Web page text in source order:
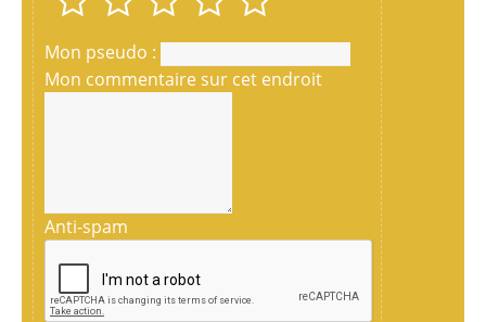
Mon pseudo :
Mon commentaire sur cet endroit
Anti-spam